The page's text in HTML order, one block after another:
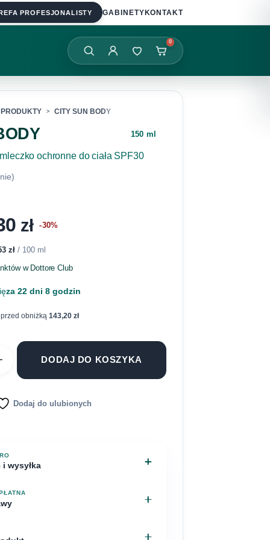
PROFESJONALISTY GABINETY KONTAKT
0
PRODUKTY CITY SUN BODY
150 ml
ochronne do ciała SPF30
zł -30%
zł / 100 ml
w Dottore Club
za 22 dni 8 godzin
obniżką 143,20 zł
DODAJ DO KOSZYKA
Dodaj do ulubionych
wysyłka
dostawa: 11 sierpnia
minut
– Chyby, ul. Bagienna